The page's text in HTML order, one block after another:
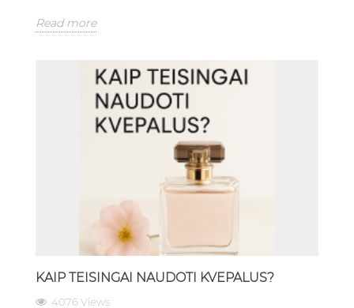
Read more
KAIP TEISINGAI NAUDOTI KVEPALUS?
4076 Views